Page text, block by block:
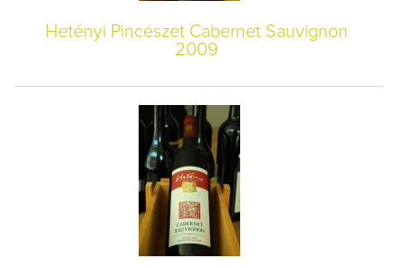
Hetényi Pincészet Cabernet Sauvignon
2009